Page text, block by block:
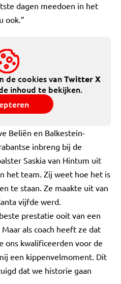
dagen meedoen in het
ook.”
de cookies vanTwitter X
inhoud te bekijken.
Beliën en Balkestein-
inbreng bij de
Saskia van Hintum uit
het team. Zij weet hoe het is
te staan. Ze maakte uit van
vijfde werd.
prestatie ooit van een
als coach heeft ze dat
ons kwalificeerden voor de
een kippenvelmoment. Dit
dat we historie gaan